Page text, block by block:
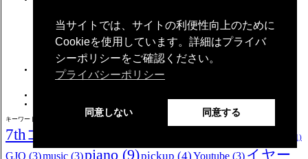
音楽理論・上級
作曲
ピアノ
イヤートレーニング
キーワード検索
7thコード (1)
GJO (3)music (3)piano (9)pickup (4)Youtube (3) イヤー
当サイトでは、サイトの利便性向上のために
Cookieを使用しています。詳細はプライバ
シーポリシーをご確認ください。
プライバシーポリシー
同意しない 同意する